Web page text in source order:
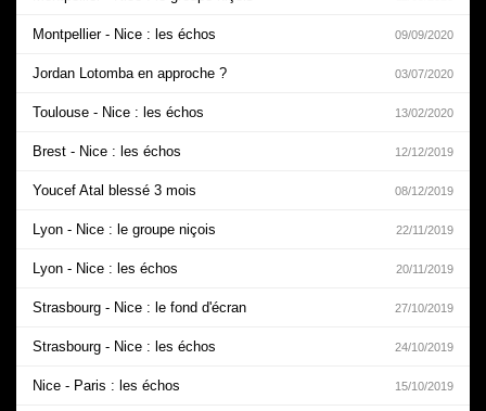
Montpellier - Nice : les échos 09/09/2020
Jordan Lotomba en approche ? 03/07/2020
Toulouse - Nice : les échos 13/02/2020
Brest - Nice : les échos 12/12/2019
Youcef Atal blessé 3 mois 08/12/2019
Lyon - Nice : le groupe niçois 22/11/2019
Lyon - Nice : les échos 20/11/2019
Strasbourg - Nice : le fond d'écran 27/10/2019
Strasbourg - Nice : les échos 24/10/2019
Nice - Paris : les échos 15/10/2019